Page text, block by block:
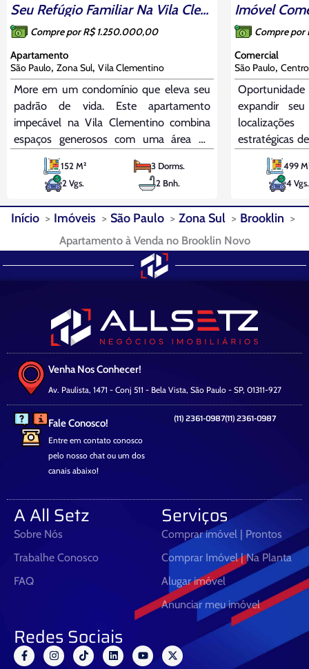
Seu Refúgio Familiar Na Vila Clementino: 3 Dorms (1 Suíte), Face Norte E Lazer Completo
Compre por R$ 1.250.000,00
Apartamento
São Paulo, Zona Sul, Vila Clementino
More em um condomínio que eleva seu
padrão de vida. Este apartamento
impecável na Vila Clementino combina
espaços generosos com uma área de
lazer extraordinária. O living para dois
ambientes é um convite à convivência,
enquanto a cozinha planejada e a
dependência completa de serviço
oferecem a máxima conveniência.
152 M²
3 Dorms.
2 Vgs.
2 Bnh.
Compre
Comercial
São Paulo, Centro
Oportunidade
expandir
estratégicas
imóvel
construída
está
Ipiranga. O
estrutura
499
4 Vgs.
Início Imóveis São Paulo Zona Sul Brooklin
Apartamento à Venda no Brooklin Novo
Fale Conosco!
Entre em contato conosco
pelo nosso chat ou um dos
canais abaixo!
(11) 2361-0987(11) 2361-0987
Venha Nos Conhecer!
Av. Paulista, 1471 - Conj 511 - Bela Vista, São Paulo - SP, 01311-927
A All Setz
Sobre Nós
Trabalhe Conosco
FAQ
Serviços
Comprar imóvel | Prontos
Comprar Imóvel | Na Planta
Alugar imóvel
Anunciar meu imóvel
Redes Sociais
F
a
I
n
T
i
L
i
Y
o
X
-